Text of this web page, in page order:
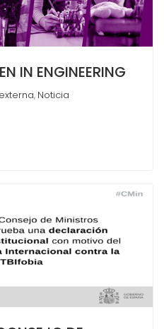
IN ENGINEERING
, Noticia